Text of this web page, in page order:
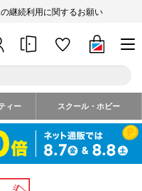
継続利用に関するお願い
ィー スクール・ホビー